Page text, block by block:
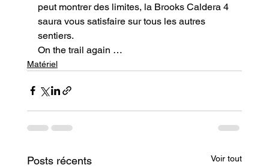
peut montrer des limites, la Brooks Caldera 4
saura vous satisfaire sur tous les autres
sentiers.
On the trail again …
Matériel
Posts récents Voir tout